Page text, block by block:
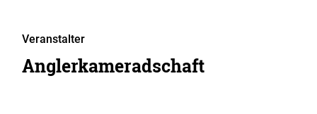
Veranstalter
Anglerkameradschaft